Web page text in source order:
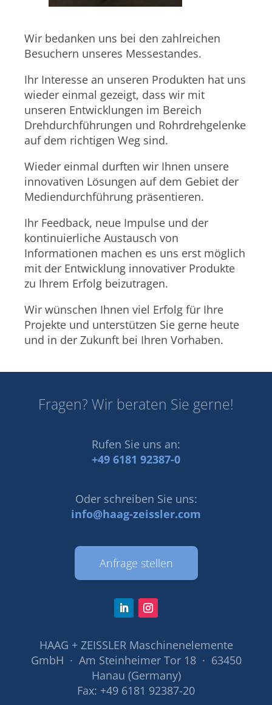
Wir bedanken uns bei den zahlreichen
Besuchern unseres Messestandes.
Ihr Interesse an unseren Produkten hat uns
wieder einmal gezeigt, dass wir mit
unseren Entwicklungen im Bereich
Drehdurchführungen und Rohrdrehgelenke
auf dem richtigen Weg sind.
Wieder einmal durften wir Ihnen unsere
innovativen Lösungen auf dem Gebiet der
Mediendurchführung präsentieren.
Ihr Feedback, neue Impulse und der
kontinuierliche Austausch von
Informationen machen es uns erst möglich
mit der Entwicklung innovativer Produkte
zu Ihrem Erfolg beizutragen.
Wir wünschen Ihnen viel Erfolg für Ihre
Projekte und unterstützen Sie gerne heute
und in der Zukunft bei Ihren Vorhaben.
Fragen? Wir beraten Sie gerne!
Rufen Sie uns an:
+49 6181 92387-0
Oder schreiben Sie uns:
info@haag-zeissler.com
Anfrage stellen
HAAG + ZEISSLER Maschinenelemente
GmbH · Am Steinheimer Tor 18 · 63450
Hanau (Germany)
Fax: +49 6181 92387-20